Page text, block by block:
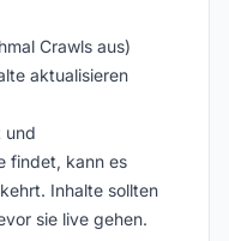
Crawls aus)
aktualisieren
und
findet, kann es
Inhalte sollten
sie live gehen.